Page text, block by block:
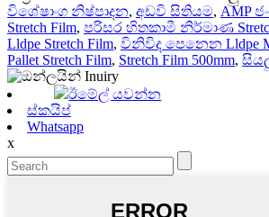
විශේෂාංග නිෂ්පාදන, අඩවි සිතියම, AMP
Stretch Film, පරිසර හිතකාමී නිර්මාණ
Lldpe Stretch Film, විනිවිද පෙනෙන Lldpe
Pallet Stretch Film, Stretch Film 500mm,
ඊමේල් යවන්න
ස්කයිප්
Whatsapp
x